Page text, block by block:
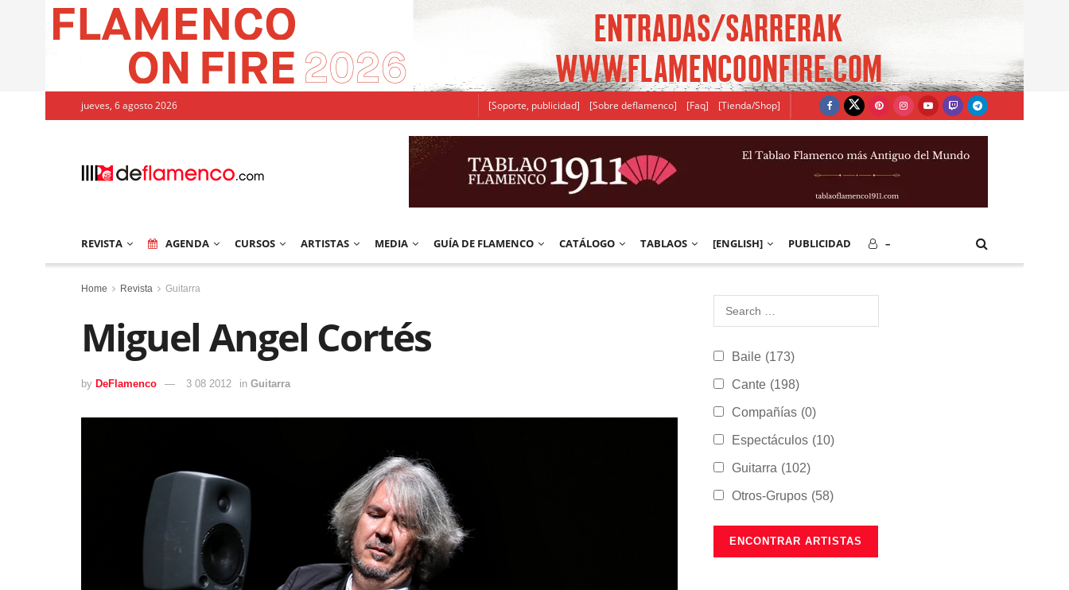
jueves, 6 agosto 2026 [Soporte, publicidad] [Sobre deflamenco] [Faq] [Tienda/Shop]
REVISTA AGENDA CURSOS ARTISTAS MEDIA GUÍA DE FLAMENCO CATÁLOGO TABLAOS [ENGLISH] PUBLICIDAD –
Home Revista Guitarra
Miguel Angel Cortés
by DeFlamenco 3 08 2012 in Guitarra
Baile (173)
Cante (198)
Compañías (0)
Espectáculos (10)
Guitarra (102)
Otros-Grupos (58)